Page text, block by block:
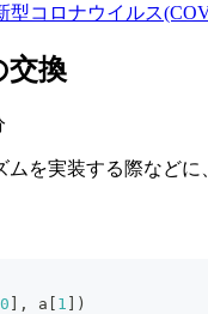
型コロナウイルス
交換
ムを実装する際など
0 ] , a [ 1 ] )